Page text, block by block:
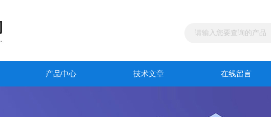
产品中心 技术文章 在线留言